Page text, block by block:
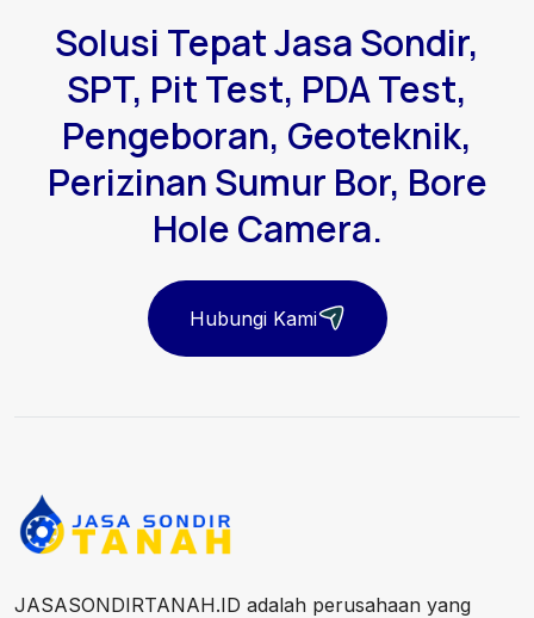
Solusi Tepat Jasa Sondir,
SPT, Pit Test, PDA Test,
Pengeboran, Geoteknik,
Perizinan Sumur Bor, Bore
Hole Camera.
Hubungi Kami
JASASONDIRTANAH.ID adalah perusahaan yang